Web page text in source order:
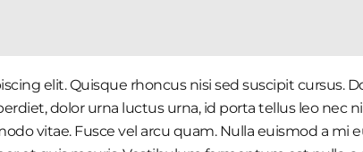
elit. Quisque rhoncus nisi sed suscipit cursus.
dolor urna luctus urna, id porta tellus leo nec
vitae. Fusce vel arcu quam. Nulla euismod a mi